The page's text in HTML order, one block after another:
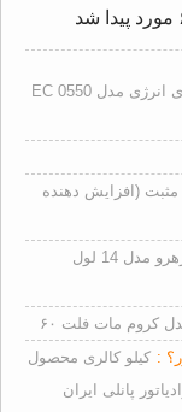
کولر آبی سلولزی ۵۵۰۰ اقتصادی انرژی مدل EC 0550
مثبت (افزایش دهنده
حوله خشک کن آویزدار رهرو مدل 14 لول
کروم مات فلت ۶۰
: کیلو کالری محصول
پانلی ایران